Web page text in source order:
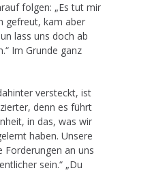
folgen: „Es tut mir
gefreut, kam aber
lass uns doch ab
Im Grunde ganz
versteckt, ist
denn es führt
in das, was wir
haben. Unsere
Forderungen an uns
sein.“ „Du